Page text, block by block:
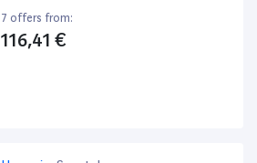
7 offers from:
116,41 €